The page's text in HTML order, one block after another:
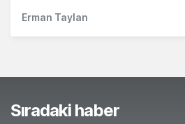
Erman Taylan
Sıradaki haber